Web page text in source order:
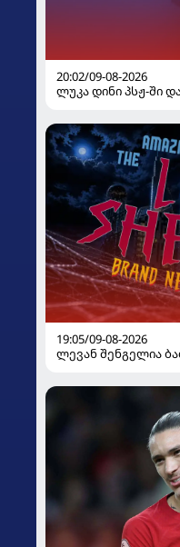
20:02/09-08-2026
ლუკა დინი პსჟ-ში
19:05/09-08-2026
ლევან შენგელია